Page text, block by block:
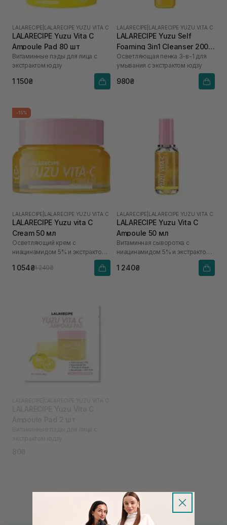
LALARECIPE LALARECIPE YUZU VITA C
LALARECIPE Yuzu Vita C
Ampoule Pad 80 шт
Витаминные пэды для лица с
экстрактом юдзу
1 150₴
LALARECIPE LALARECIPE YUZU VITA C
LALARECIPE Yuzu Self
Foaming 3in1 Cleanser 200
мл
Осветляющая пенка 3-в-1 для
умывания с экстрактом юдзу
980₴
-15%
LALARECIPE LALARECIPE YUZU VITA C
LALARECIPE Yuzu vita C
Cream 50 мл
Осветляющий крем с
ниацинамидом 5% и экстрактом
1 054₴1 240₴
LALARECIPE LALARECIPE YUZU VITA C
LALARECIPE Yuzu Vita C
Ampoule 50 мл
Витаминная сыворотка с
ниацинамидом 5% и экстрактом
1 240₴